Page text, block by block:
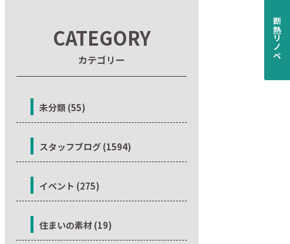
CATEGORY
カテゴリー
未分類 (55)
スタッフブログ (1594)
イベント (275)
住まいの素材 (19)
断熱リノベ